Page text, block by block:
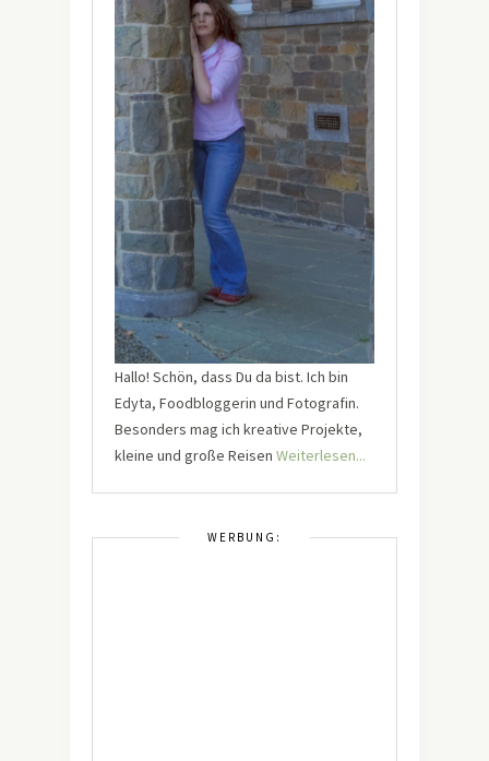
Hallo! Schön, dass Du da bist. Ich bin
Edyta, Foodbloggerin und Fotografin.
Besonders mag ich kreative Projekte,
kleine und große Reisen Weiterlesen...
WERBUNG: